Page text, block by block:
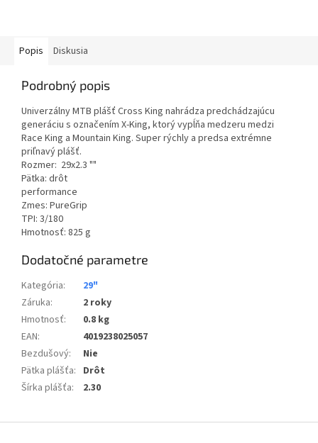
Popis Diskusia
Podrobný popis
Univerzálny MTB plášť Cross King nahrádza predchádzajúcu
generáciu s označením X-King, ktorý vypĺňa medzeru medzi
Race King a Mountain King. Super rýchly a predsa extrémne
priľnavý plášť.
Rozmer: 29x2.3 ""
Pätka: drôt
performance
Zmes: PureGrip
TPI: 3/180
Hmotnosť: 825 g
Dodatočné parametre
Kategória:
29"
Záruka:
2 roky
Hmotnosť:
0.8 kg
EAN:
4019238025057
Bezdušový:
Nie
Pätka plášťa: Drôt
Šírka plášťa: 2.30